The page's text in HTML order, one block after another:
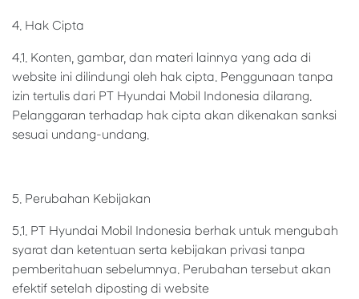
4. Hak Cipta
4.1. Konten, gambar, dan materi lainnya yang ada di
website ini dilindungi oleh hak cipta. Penggunaan tanpa
izin tertulis dari PT Hyundai Mobil Indonesia dilarang.
Pelanggaran terhadap hak cipta akan dikenakan sanksi
sesuai undang-undang.
5. Perubahan Kebijakan
5.1. PT Hyundai Mobil Indonesia berhak untuk mengubah
syarat dan ketentuan serta kebijakan privasi tanpa
pemberitahuan sebelumnya. Perubahan tersebut akan
efektif setelah diposting di website